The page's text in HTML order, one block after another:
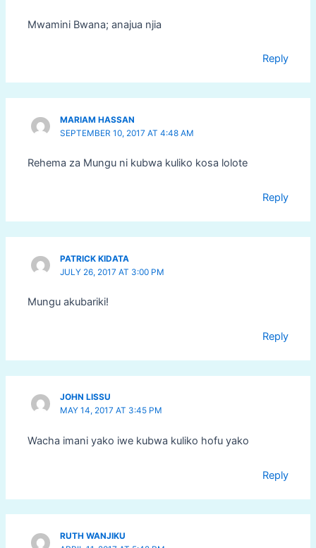
Mwamini Bwana; anajua njia
Reply
MARIAM HASSAN
SEPTEMBER 10, 2017 AT 4:48 AM
Rehema za Mungu ni kubwa kuliko kosa lolote
Reply
PATRICK KIDATA
JULY 26, 2017 AT 3:00 PM
Mungu akubariki!
Reply
JOHN LISSU
MAY 14, 2017 AT 3:45 PM
Wacha imani yako iwe kubwa kuliko hofu yako
Reply
RUTH WANJIKU